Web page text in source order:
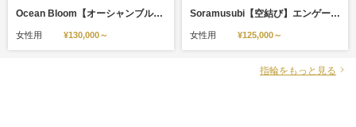
Ocean Bloom【オーシャンブルーム】のエンゲージジリング(婚約指輪)。
女性用 ¥130,000～
Soramusubi【空結び】エンゲージジリング(婚約指輪)。
女性用 ¥125,000～
指輪をもっと見る